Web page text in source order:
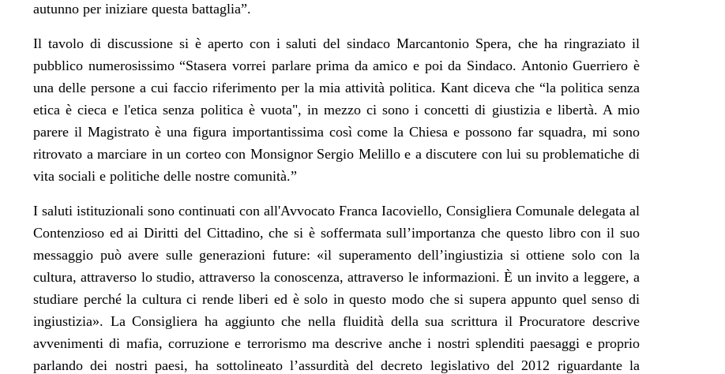
autunno per iniziare questa battaglia”.
Il tavolo di discussione si è aperto con i saluti del sindaco Marcantonio Spera, che ha ringraziato il
pubblico numerosissimo “Stasera vorrei parlare prima da amico e poi da Sindaco. Antonio Guerriero è
una delle persone a cui faccio riferimento per la mia attività politica. Kant diceva che “la politica senza
etica è cieca e l'etica senza politica è vuota", in mezzo ci sono i concetti di giustizia e libertà. A mio
parere il Magistrato è una figura importantissima così come la Chiesa e possono far squadra, mi sono
ritrovato a marciare in un corteo con Monsignor Sergio Melillo e a discutere con lui su problematiche di
vita sociali e politiche delle nostre comunità.”
I saluti istituzionali sono continuati con all'Avvocato Franca Iacoviello, Consigliera Comunale delegata al
Contenzioso ed ai Diritti del Cittadino, che si è soffermata sull’importanza che questo libro con il suo
messaggio può avere sulle generazioni future: «il superamento dell’ingiustizia si ottiene solo con la
cultura, attraverso lo studio, attraverso la conoscenza, attraverso le informazioni. È un invito a leggere, a
studiare perché la cultura ci rende liberi ed è solo in questo modo che si supera appunto quel senso di
ingiustizia». La Consigliera ha aggiunto che nella fluidità della sua scrittura il Procuratore descrive
avvenimenti di mafia, corruzione e terrorismo ma descrive anche i nostri splenditi paesaggi e proprio
parlando dei nostri paesi, ha sottolineato l’assurdità del decreto legislativo del 2012 riguardante la